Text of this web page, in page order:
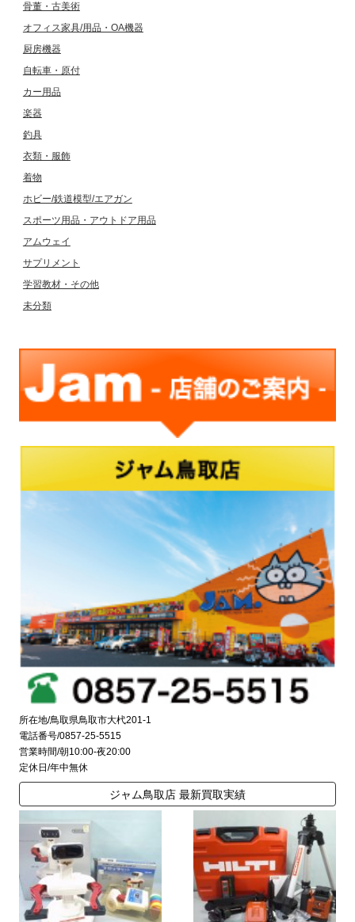
骨董・古美術
オフィス家具/用品・OA機器
厨房機器
自転車・原付
カー用品
楽器
釣具
衣類・服飾
着物
ホビー/鉄道模型/エアガン
スポーツ用品・アウトドア用品
アムウェイ
サプリメント
学習教材・その他
未分類
所在地/鳥取県鳥取市大杙201-1
電話番号/0857-25-5515
営業時間/朝10:00-夜20:00
定休日/年中無休
ジャム鳥取店 最新買取実績